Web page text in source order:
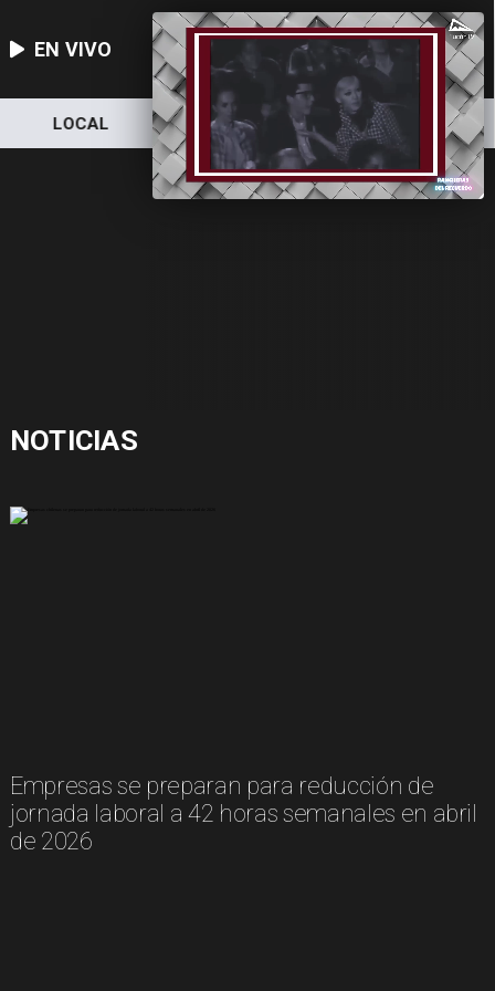
EN VIVO
LOCAL NACIONAL DEPORTES
NOTICIAS
Empresas se preparan para reducción de
jornada laboral a 42 horas semanales en abril
de 2026